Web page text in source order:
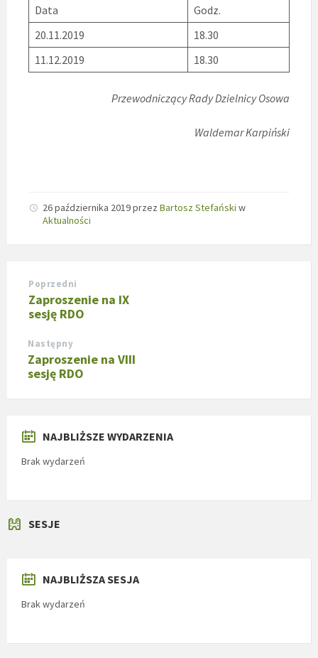
Data
Godz.
20.11.2019
18.30
11.12.2019
18.30
Przewodniczący Rady Dzielnicy Osowa
Waldemar Karpiński
26 października 2019przez Bartosz Stefański w
Aktualności
Poprzedni
Zaproszenie na IX
sesję RDO
Następny
Zaproszenie na VIII
sesję RDO
NAJBLIŻSZE WYDARZENIA
Brak wydarzeń
SESJE
NAJBLIŻSZA SESJA
Brak wydarzeń